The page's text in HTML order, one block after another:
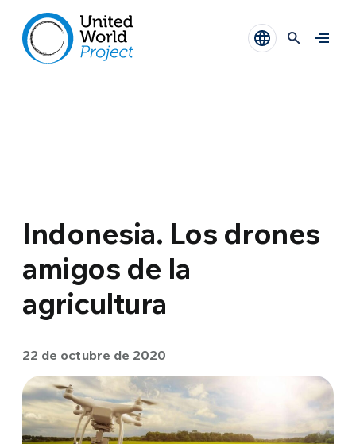
Indonesia. Los drones
amigos de la
agricultura
22 de octubre de 2020